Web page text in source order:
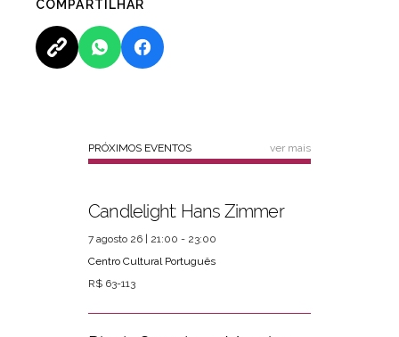
COMPARTILHAR
PRÓXIMOS EVENTOS ver mais
Candlelight: Hans Zimmer
7 agosto 26 | 21:00 - 23:00
Centro Cultural Português
R$ 63-113